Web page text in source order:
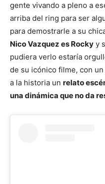
gente vivando a pleno a
arriba del ring para ser
para demostrarle a su
Nico Vazquez es Rocky y
pudiera verlo estaría
de su icónico filme, con
a la historia un relato
una dinámica que no da